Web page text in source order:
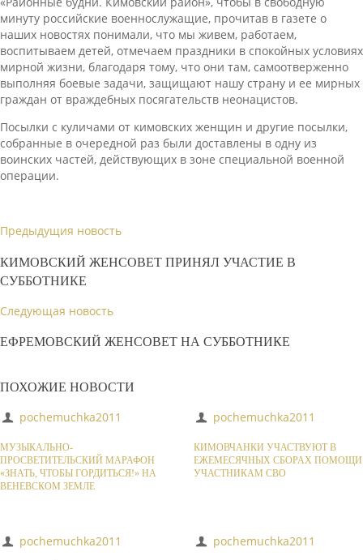
минуту российские военнослужащие, прочитав в газете о
наших новостях понимали, что мы живем, работаем,
воспитываем детей, отмечаем праздники в спокойных условиях
мирной жизни, благодаря тому, что они там, самоотверженно
выполняя боевые задачи, защищают нашу страну и ее мирных
граждан от враждебных посягательств неонацистов.
Посылки с куличами от кимовских женщин и другие посылки,
собранные в очередной раз были доставлены в одну из
воинских частей, действующих в зоне специальной военной
операции.
Предыдущия новость
КИМОВСКИЙ ЖЕНСОВЕТ ПРИНЯЛ УЧАСТИЕ В
СУББОТНИКЕ
Следующая новость
ЕФРЕМОВСКИЙ ЖЕНСОВЕТ НА СУББОТНИКЕ
ПОХОЖИЕ НОВОСТИ
pochemuchka2011
МУЗЫКАЛЬНО-
ПРОСВЕТИТЕЛЬСКИЙ МАРАФОН
«ЗНАТЬ, ЧТОБЫ ГОРДИТЬСЯ!» НА
ВЕНЕВСКОМ ЗЕМЛЕ
pochemuchka2011
КИМОВЧАНКИ УЧАСТВУЮТ В
ЕЖЕМЕСЯЧНЫХ СБОРАХ ПОМОЩИ
УЧАСТНИКАМ СВО
pochemuchka2011 pochemuchka2011